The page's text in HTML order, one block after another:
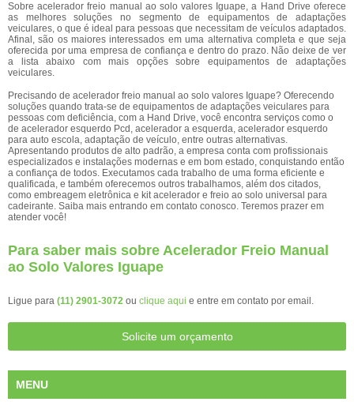
Sobre acelerador freio manual ao solo valores Iguape, a Hand Drive oferece
as melhores soluções no segmento de equipamentos de adaptações
veiculares, o que é ideal para pessoas que necessitam de veículos adaptados.
Afinal, são os maiores interessados em uma alternativa completa e que seja
oferecida por uma empresa de confiança e dentro do prazo. Não deixe de ver
a lista abaixo com mais opções sobre equipamentos de adaptações
veiculares.
Precisando de acelerador freio manual ao solo valores Iguape? Oferecendo
soluções quando trata-se de equipamentos de adaptações veiculares para
pessoas com deficiência, com a Hand Drive, você encontra serviços como o
de acelerador esquerdo Pcd, acelerador a esquerda, acelerador esquerdo
para auto escola, adaptação de veículo, entre outras alternativas.
Apresentando produtos de alto padrão, a empresa conta com profissionais
especializados e instalações modernas e em bom estado, conquistando então
a confiança de todos. Executamos cada trabalho de uma forma eficiente e
qualificada, e também oferecemos outros trabalhamos, além dos citados,
como embreagem eletrônica e kit acelerador e freio ao solo universal para
cadeirante. Saiba mais entrando em contato conosco. Teremos prazer em
atender você!
Para saber mais sobre Acelerador Freio Manual
ao Solo Valores Iguape
Ligue para (11) 2901-3072 ou clique aqui e entre em contato por email.
Solicite um orçamento
MENU